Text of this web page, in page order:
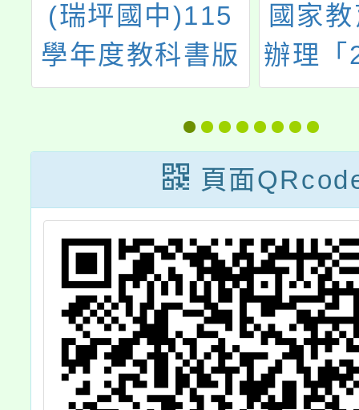
中)115
科書版
國家教育研究院
辦理「2025美感
教育國際論壇」
頁面